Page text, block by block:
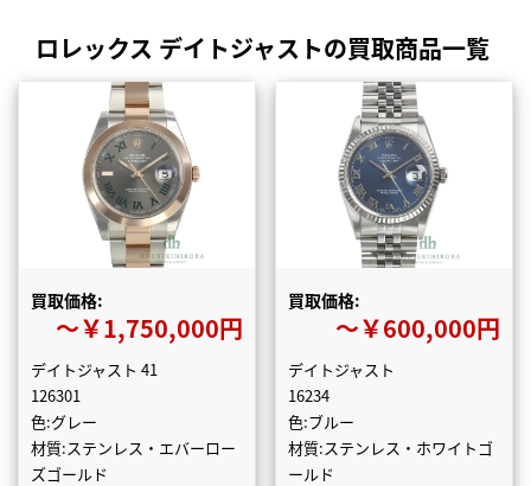
ロレックス デイトジャストの買取商品一覧
買取価格:
〜￥1,750,000円
デイトジャスト 41
126301
色:グレー
材質:ステンレス・エバーロー
ズゴールド
買取価格:
〜￥600,000円
デイトジャスト
16234
色:ブルー
材質:ステンレス・ホワイトゴ
ールド